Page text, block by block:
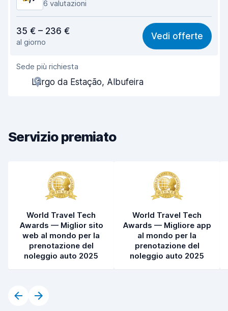
6 valutazioni
8,8
Facile da trovare 8,5
Gentilezza degli agenti
Rapidità del ritiro
Pulizia del veicolo
35 € – 236 €
al giorno
Vedi offerte
Sede più richiesta
Largo da Estação, Albufeira
Servizio premiato
World Travel Tech
Awards — Miglior sito
web al mondo per la
prenotazione del
noleggio auto 2025
World Travel Tech
Awards — Migliore app
al mondo per la
prenotazione del
noleggio auto 2025